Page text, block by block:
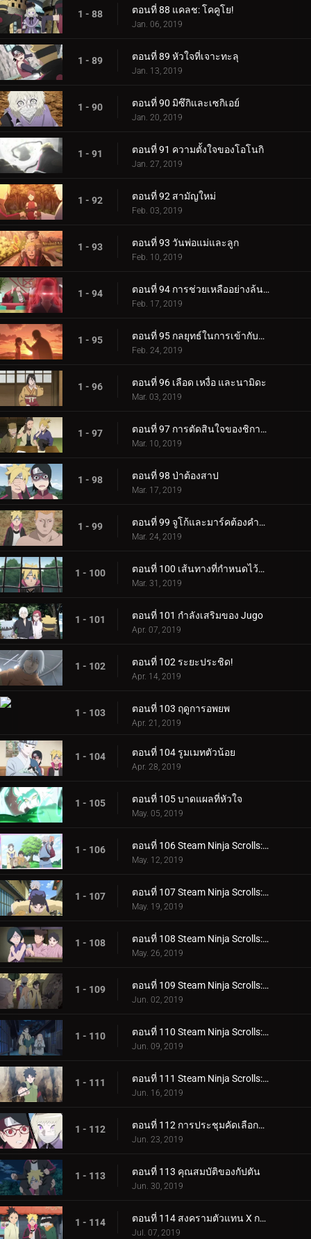
1 - 88 ตอนที่ 88 แคลช: โคคูโย!
Jan. 06, 2019
1 - 89 ตอนที่ 89 หัวใจที่เจาะทะลุ
Jan. 13, 2019
1 - 90 ตอนที่ 90 มิซึกิและเซกิเอย์
Jan. 20, 2019
1 - 91 ตอนที่ 91 ความตั้งใจของโอโนกิ
Jan. 27, 2019
1 - 92 ตอนที่ 92 สามัญใหม่
Feb. 03, 2019
1 - 93 ตอนที่ 93 วันพ่อแม่และลูก
Feb. 10, 2019
1 - 94 ตอนที่ 94 การช่วยเหลืออย่างล้นหลาม! แข่งกิน!
Feb. 17, 2019
1 - 95 ตอนที่ 95 กลยุทธ์ในการเข้ากับลูกสาวของคุณ
Feb. 24, 2019
1 - 96 ตอนที่ 96 เลือด เหงื่อ และนามิดะ
Mar. 03, 2019
1 - 97 ตอนที่ 97 การตัดสินใจของชิกาได
Mar. 10, 2019
1 - 98 ตอนที่ 98 ป่าต้องสาป
Mar. 17, 2019
1 - 99 ตอนที่ 99 จูโก้และมาร์คต้องคำสาป
Mar. 24, 2019
1 - 100 ตอนที่ 100 เส้นทางที่กำหนดไว้ล่วงหน้า
Mar. 31, 2019
1 - 101 ตอนที่ 101 กำลังเสริมของ Jugo
Apr. 07, 2019
1 - 102 ตอนที่ 102 ระยะประชิด!
Apr. 14, 2019
1 - 103 ตอนที่ 103 ฤดูการอพยพ
Apr. 21, 2019
1 - 104 ตอนที่ 104 รูมเมทตัวน้อย
Apr. 28, 2019
1 - 105 ตอนที่ 105 บาดแผลที่หัวใจ
May. 05, 2019
1 - 106 ตอนที่ 106 Steam Ninja Scrolls: ภารกิจระดับ S!
May. 12, 2019
1 - 107 ตอนที่ 107 Steam Ninja Scrolls: สงครามสุนัขและแมว!
May. 19, 2019
1 - 108 ตอนที่ 108 Steam Ninja Scrolls: โรงแรมผีสิง!
May. 26, 2019
1 - 109 ตอนที่ 109 Steam Ninja Scrolls: มันฝรั่งแผ่นทอดและก้อนหินยักษ์!
Jun. 02, 2019
1 - 110 ตอนที่ 110 Steam Ninja Scrolls: น้ำพุร้อนฟื้นคืนชีพ!
Jun. 09, 2019
1 - 111 ตอนที่ 111 Steam Ninja Scrolls: ราชาแห่งมิไร!
Jun. 16, 2019
1 - 112 ตอนที่ 112 การประชุมคัดเลือกจูนิน
Jun. 23, 2019
1 - 113 ตอนที่ 113 คุณสมบัติของกัปตัน
Jun. 30, 2019
1 - 114 ตอนที่ 114 สงครามตัวแทน X การ์ด!
Jul. 07, 2019